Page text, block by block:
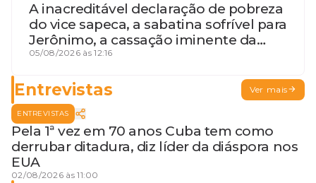
A inacreditável declaração de pobreza
do vice sapeca, a sabatina sofrível para
Jerônimo, a cassação iminente da
desembargadora e a vaga do Quinto
05/08/2026 às 12:16
Entrevistas Ver mais
ENTREVISTAS
Pela 1ª vez em 70 anos Cuba tem como
derrubar ditadura, diz líder da diáspora nos
EUA
02/08/2026 às 11:00